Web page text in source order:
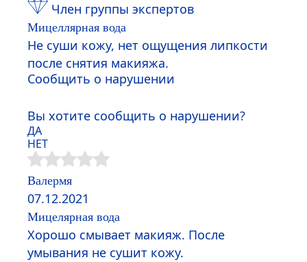
Член группы экспертов
Мицеллярная вода
Не суши кожу, нет ощущения липкости
после снятия макияжа.
Сообщить о нарушении
Вы хотите сообщить о нарушении?
ДА
НЕТ
Валермя
07.12.2021
Мицелярная вода
Хорошо смывает макияж. После
умывания не сушит кожу.